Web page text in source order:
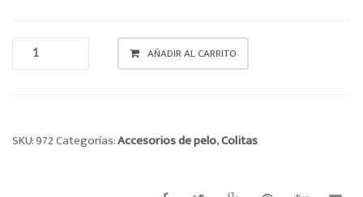
COLITA
LAZO
AÑADIR AL CARRITO
SKU:972Categorías:Accesorios de pelo,Colitas